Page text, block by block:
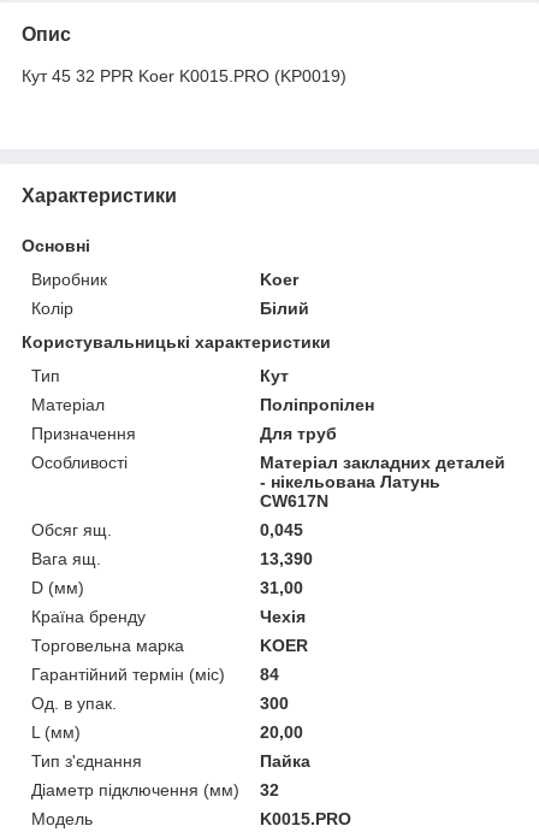
Опис
Кут 45 32 PPR Koer K0015.PRO (KP0019)
Характеристики
Основні
Виробник
Koer
Колір
Білий
Користувальницькі характеристики
Тип
Кут
Матеріал
Поліпропілен
Призначення
Для труб
Особливості
Матеріал закладних деталей
- нікельована Латунь
CW617N
Обсяг ящ.
0,045
Вага ящ.
13,390
D (мм)
31,00
Країна бренду
Чехія
Торговельна марка
KOER
Гарантійний термін (міс)
84
Од. в упак.
300
L (мм)
20,00
Тип з'єднання
Пайка
Діаметр підключення (мм)
32
Мoдель
K0015.PRO